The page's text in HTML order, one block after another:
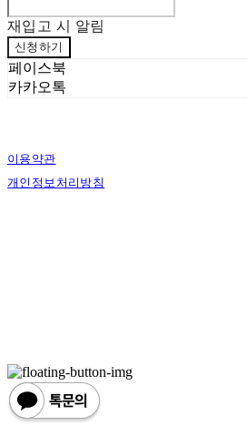
재입고 시 알림
신청하기
페이스북
카카오톡
이용약관
개인정보처리방침